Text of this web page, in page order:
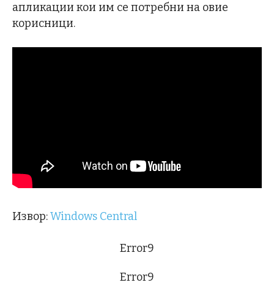
апликации кои им се потребни на овие
корисници.
Извор:Windows Central
Error9
Error9